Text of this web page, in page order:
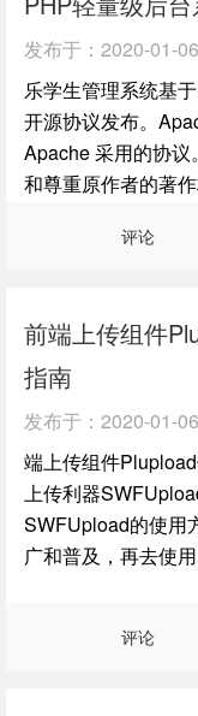
发布于： 2020-01-
乐学生管理系统基
开源协议发布。
Apache 采用的协
和尊重原作者的著
评论
前端上传组件
指南
发布于： 2020-01-
端上传组件
上传利器
SWFUpload的使用
广和普及，再去使
评论